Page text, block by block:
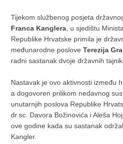
Tijekom službenog posjeta
Franca Kanglera , u sjedištu
Republike Hrvatske primila je
međunarodne posloveTerezija
radni sastanak dvoje državnih
Nastavak je ovo aktivnosti između
a dogovoren prilikom nedavnog
unutarnjih poslova Republike
dr.sc. Davora Božinovića i Aleša
ove godine kada su sastanak
Kangler.